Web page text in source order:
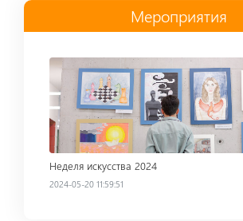
Мероприятия
Read more
Неделя искусства 2024
2024-05-20 11:59:51